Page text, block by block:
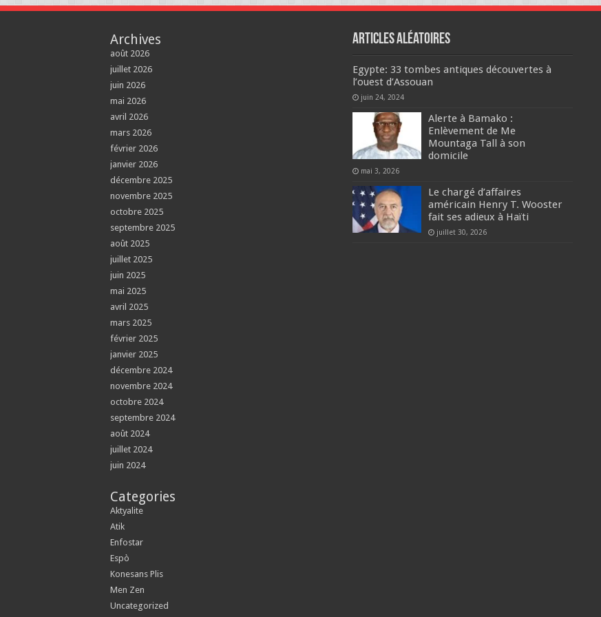
Archives
août 2026
juillet 2026
juin 2026
mai 2026
avril 2026
mars 2026
février 2026
janvier 2026
décembre 2025
novembre 2025
octobre 2025
septembre 2025
août 2025
juillet 2025
juin 2025
mai 2025
avril 2025
mars 2025
février 2025
janvier 2025
décembre 2024
novembre 2024
octobre 2024
septembre 2024
août 2024
juillet 2024
juin 2024
Categories
Aktyalite
Atik
Enfostar
Espò
Konesans Plis
Men Zen
Uncategorized
Articles aléatoires
Egypte: 33 tombes antiques découvertes à
l’ouest d’Assouan
juin 24, 2024
Alerte à Bamako :
Enlèvement de Me
Mountaga Tall à son
domicile
mai 3, 2026
Le chargé d’affaires
américain Henry T. Wooster
fait ses adieux à Haïti
juillet 30, 2026